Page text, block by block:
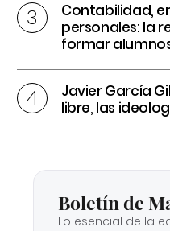
Contabilidad,
personales: la
formar
Javier García
libre, las
Boletín de
Lo esencial de la